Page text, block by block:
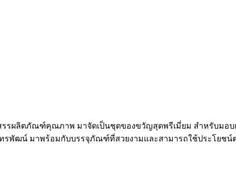
รรผลิตภัณฑ์คุณภาพ มาจัดเป็นชุดของขวัญสุดพรีเมี่ยม สำหรับมอ
ฒน์ มาพร้อมกับบรรจุภัณฑ์ที่สวยงามและสามารถใช้ประโยชน์ต่